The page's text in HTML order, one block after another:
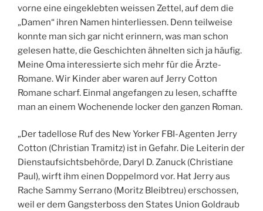
vorne eine eingeklebten weissen Zettel, auf dem die
„Damen“ ihren Namen hinterliessen. Denn teilweise
konnte man sich gar nicht erinnern, was man schon
gelesen hatte, die Geschichten ähnelten sich ja häufig.
Meine Oma interessierte sich mehr für die Ärzte-
Romane. Wir Kinder aber waren auf Jerry Cotton
Romane scharf. Einmal angefangen zu lesen, schaffte
man an einem Wochenende locker den ganzen Roman.
„Der tadellose Ruf des New Yorker FBI-Agenten Jerry
Cotton (Christian Tramitz) ist in Gefahr. Die Leiterin der
Dienstaufsichtsbehörde, Daryl D. Zanuck (Christiane
Paul), wirft ihm einen Doppelmord vor. Hat Jerry aus
Rache Sammy Serrano (Moritz Bleibtreu) erschossen,
weil er dem Gangsterboss den States Union Goldraub